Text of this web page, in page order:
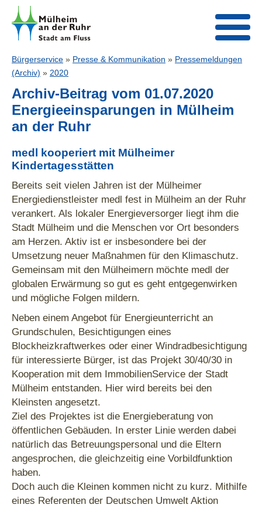
Bürgerservice » Presse & Kommunikation » Pressemeldungen
(Archiv) » 2020
Archiv-Beitrag vom 01.07.2020
Energieeinsparungen in Mülheim
an der Ruhr
medl kooperiert mit Mülheimer
Kindertagesstätten
Bereits seit vielen Jahren ist der Mülheimer
Energiedienstleister medl fest in Mülheim an der Ruhr
verankert. Als lokaler Energieversorger liegt ihm die
Stadt Mülheim und die Menschen vor Ort besonders
am Herzen. Aktiv ist er insbesondere bei der
Umsetzung neuer Maßnahmen für den Klimaschutz.
Gemeinsam mit den Mülheimern möchte medl der
globalen Erwärmung so gut es geht entgegenwirken
und mögliche Folgen mildern.
Neben einem Angebot für Energieunterricht an
Grundschulen, Besichtigungen eines
Blockheizkraftwerkes oder einer Windradbesichtigung
für interessierte Bürger, ist das Projekt 30/40/30 in
Kooperation mit dem ImmobilienService der Stadt
Mülheim entstanden. Hier wird bereits bei den
Kleinsten angesetzt.
Ziel des Projektes ist die Energieberatung von
öffentlichen Gebäuden. In erster Linie werden dabei
natürlich das Betreuungspersonal und die Eltern
angesprochen, die gleichzeitig eine Vorbildfunktion
haben.
Doch auch die Kleinen kommen nicht zu kurz. Mithilfe
eines Referenten der Deutschen Umwelt Aktion